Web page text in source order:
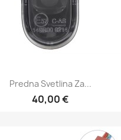
Predna Svetlina Za...
40,00 €